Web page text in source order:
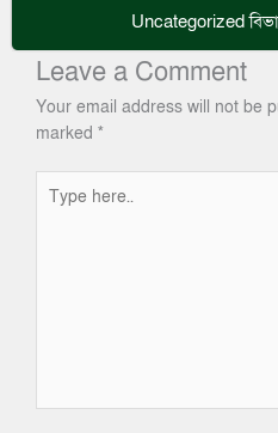
Uncategorized
Leave a Comment
Your email address will not be
marked *
here..